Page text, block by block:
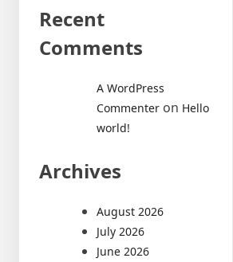
Recent
Comments
A WordPress
Commenter on Hello
world!
Archives
August 2026
July 2026
June 2026